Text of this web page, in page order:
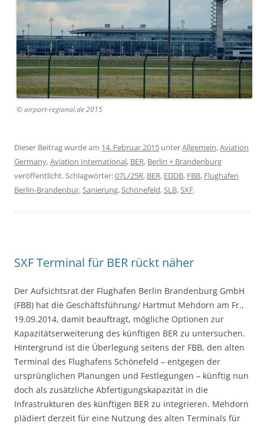
© airport-regional.de 2015
Dieser Beitrag wurde am 14. Februar 2015 unterAllgemein,Aviation
Germany,Aviation International, BER, Berlin + Brandenburg
veröffentlicht. Schlagwörter:07L/25R, BER, EDDB, FBB, Flughafen
Berlin-Brandenbur,Sanierung,Schönefeld,SLB,SXF.
SXF Terminal für BER rückt näher
Der Aufsichtsrat der Flughafen Berlin Brandenburg GmbH
(FBB) hat die Geschäftsführung/ Hartmut Mehdorn am Fr.,
19.09.2014, damit beauftragt, mögliche Optionen zur
Kapazitätserweiterung des künftigen BER zu untersuchen.
Hintergrund ist die Überlegung seitens der FBB, den alten
Terminal des Flughafens Schönefeld – entgegen der
ursprünglichen Planungen und Festlegungen – künftig nun
doch als zusätzliche Abfertigungskapazität in die
Infrastrukturen des künftigen BER zu integrieren. Mehdorn
plädiert derzeit für eine Nutzung des alten Terminals für